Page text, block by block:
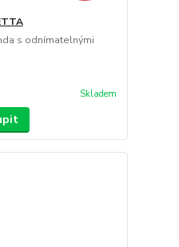
s odnímatelnými
Skladem